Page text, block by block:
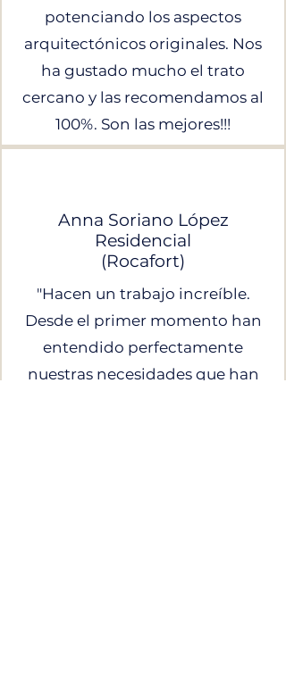
potenciando los aspectos
arquitectónicos originales. Nos
ha gustado mucho el trato
cercano y las recomendamos al
100%. Son las mejores!!!
Anna Soriano López
​Residencial​
(Rocafort)
"Hacen un trabajo increíble.
Desde el primer momento han
entendido perfectamente
nuestras necesidades que han